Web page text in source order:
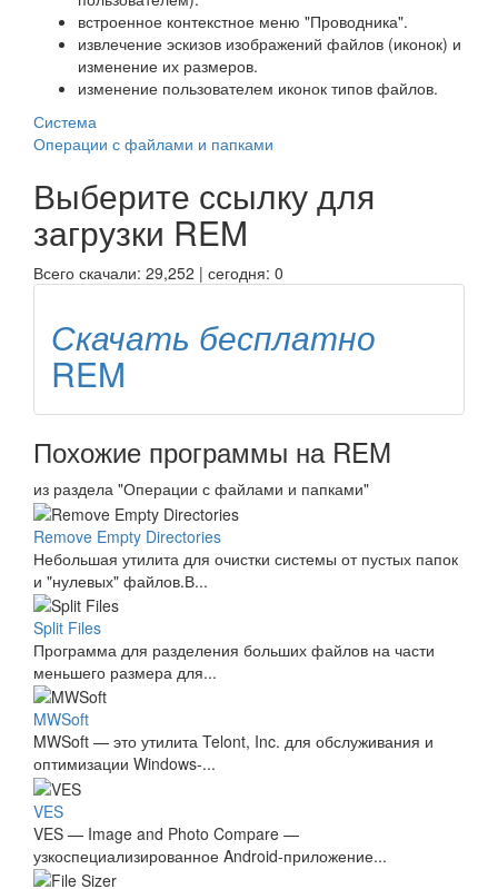
встроенное контекстное меню "Проводника".
извлечение эскизов изображений файлов (иконок) и
изменение их размеров.
изменение пользователем иконок типов файлов.
Система
Операции с файлами и папками
Выберите ссылку для
загрузки REM
Всего скачали: 29,252 | сегодня: 0
Скачать бесплатно
REM
Похожие программы на REM
из раздела "Операции с файлами и папками"
Remove Empty Directories
Небольшая утилита для очистки системы от пустых папок
и "нулевых" файлов.В...
Split Files
Программа для разделения больших файлов на части
меньшего размера для...
MWSoft
MWSoft — это утилита Telont, Inc. для обслуживания и
оптимизации Windows-...
VES
VES — Image and Photo Compare —
узкоспециализированное Android-приложение...